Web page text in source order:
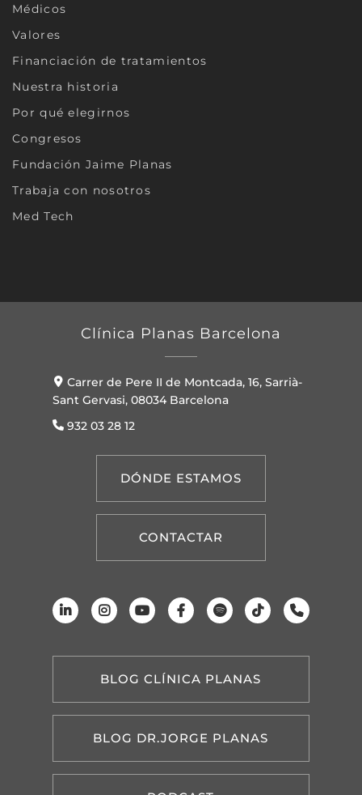
Médicos
Valores
Financiación de tratamientos
Nuestra historia
Por qué elegirnos
Congresos
Fundación Jaime Planas
Trabaja con nosotros
Med Tech
Clínica Planas Barcelona
Carrer de Pere II de Montcada, 16, Sarrià-
Sant Gervasi, 08034 Barcelona
932 03 28 12
DÓNDE ESTAMOS
CONTACTAR
BLOG CLÍNICA PLANAS
BLOG DR.JORGE PLANAS